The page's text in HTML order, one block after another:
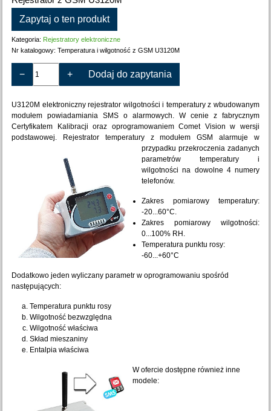
Zapytaj o ten produkt
Kategoria: Rejestratory elektroniczne
Nr katalogowy:Temperatura i wilgotność z GSM U3120M
− + Dodaj do zapytania
U3120M elektroniczny rejestrator wilgotności i temperatury z wbudowanym
modułem powiadamiania SMS o alarmowych. W cenie z fabrycznym
Certyfikatem Kalibracji oraz oprogramowaniem Comet Vision w wersji
podstawowej. Rejestrator temperatury z modułem GSM alarmuje w
przypadku przekroczenia zadanych
parametrów temperatury i
wilgotności na dowolne 4 numery
telefonów.
Zakres pomiarowy temperatury:
-20...60°C.
Zakres pomiarowy wilgotności:
0...100% RH.
Temperatura punktu rosy:
-60...+60°C
Dodatkowo jeden wyliczany parametr w oprogramowaniu spośród
następujących:
Temperatura punktu rosy
Wilgotność bezwzględna
Wilgotność właściwa
Skład mieszaniny
Entalpia właściwa
W ofercie dostępne również inne
modele: